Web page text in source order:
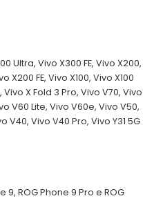
Ultra, Vivo X300 FE, Vivo X200,
X200 FE, Vivo X100, Vivo X100
X Fold 3 Pro, Vivo V70, Vivo
V60 Lite, Vivo V60e, Vivo V50,
V40, Vivo V40 Pro, Vivo Y31 5G
9, ROG Phone 9 Pro e ROG